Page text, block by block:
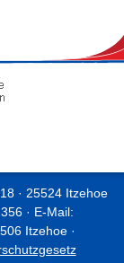
· 25524 Itzehoe
· E-Mail:
Itzehoe ·